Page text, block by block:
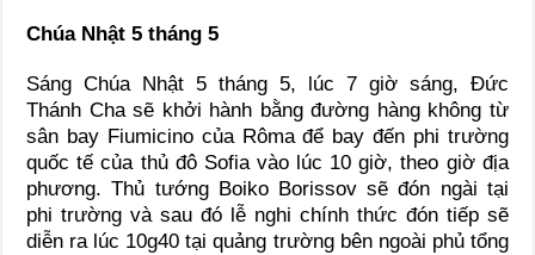
Chúa Nhật 5 tháng 5
Sáng Chúa Nhật 5 tháng 5, lúc 7 giờ sáng, Đức
Thánh Cha sẽ khởi hành bằng đường hàng không từ
sân bay Fiumicino của Rôma để bay đến phi trường
quốc tế của thủ đô Sofia vào lúc 10 giờ, theo giờ địa
phương. Thủ tướng Boiko Borissov sẽ đón ngài tại
phi trường và sau đó lễ nghi chính thức đón tiếp sẽ
diễn ra lúc 10g40 tại quảng trường bên ngoài phủ tổng